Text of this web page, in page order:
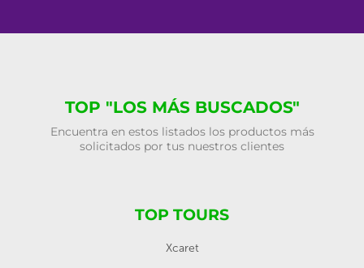
TOP "LOS MÁS BUSCADOS"
Encuentra en estos listados los productos más
solicitados por tus nuestros clientes
TOP TOURS
Xcaret